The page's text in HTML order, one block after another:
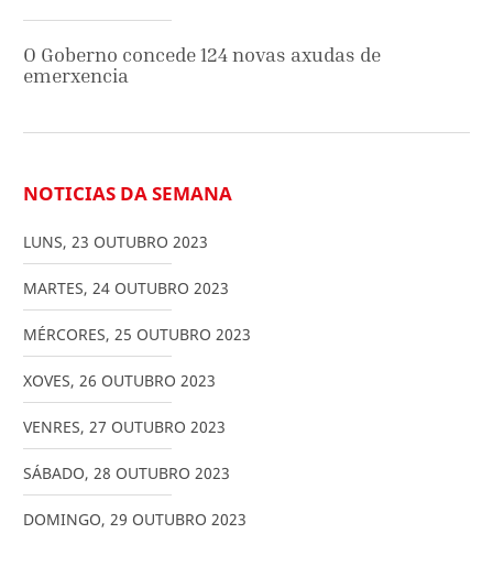
O Goberno concede 124 novas axudas de
emerxencia
NOTICIAS DA SEMANA
LUNS, 23 OUTUBRO 2023
MARTES, 24 OUTUBRO 2023
MÉRCORES, 25 OUTUBRO 2023
XOVES, 26 OUTUBRO 2023
VENRES, 27 OUTUBRO 2023
SÁBADO, 28 OUTUBRO 2023
DOMINGO, 29 OUTUBRO 2023